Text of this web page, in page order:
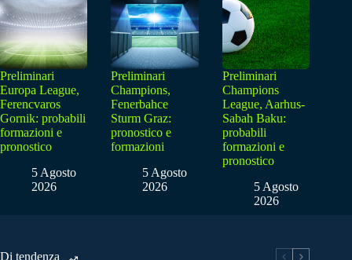
Preliminari
Europa League,
Ferencvaros
Gornik: probabili
formazioni e
pronostico
5 Agosto
2026
Preliminari
Champions,
Fenerbahce
Sturm Graz:
pronostico e
formazioni
5 Agosto
2026
Preliminari
Champions
League, Aarhus-
Sabah Baku:
probabili
formazioni e
pronostico
5 Agosto
2026
Di tendenza